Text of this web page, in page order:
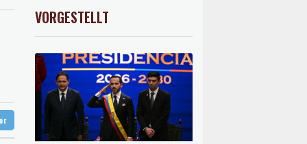
-0.07%
0.32%
VORGESTELLT